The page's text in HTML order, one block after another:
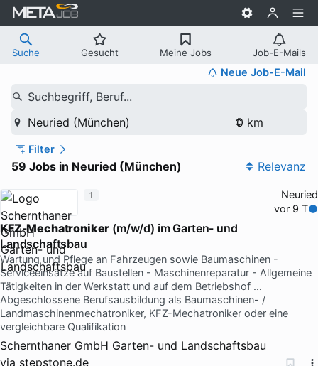
Suche Gesucht Meine Jobs Job-E-Mails
Neue Job-E-Mail
Suchbegriff, Beruf...
Neuried (München)
Filter
59 Jobs in Neuried (München) Relevanz
Neuried
vor 9 T
KFZ-Mechatroniker (m/w/d) im Garten- und
Landschaftsbau
Wartung und Pflege an Fahrzeugen sowie Baumaschinen -
Serviceeinsätze auf Baustellen - Maschinenreparatur - Allgemeine
Tätigkeiten in der Werkstatt und auf dem Betriebshof …
Abgeschlossene Berufsausbildung als Baumaschinen- /
Landmaschinenmechatroniker, KFZ-Mechatroniker oder eine
vergleichbare Qualifikation
Schernthaner GmbH Garten- und Landschaftsbau
via stepstone.de
1